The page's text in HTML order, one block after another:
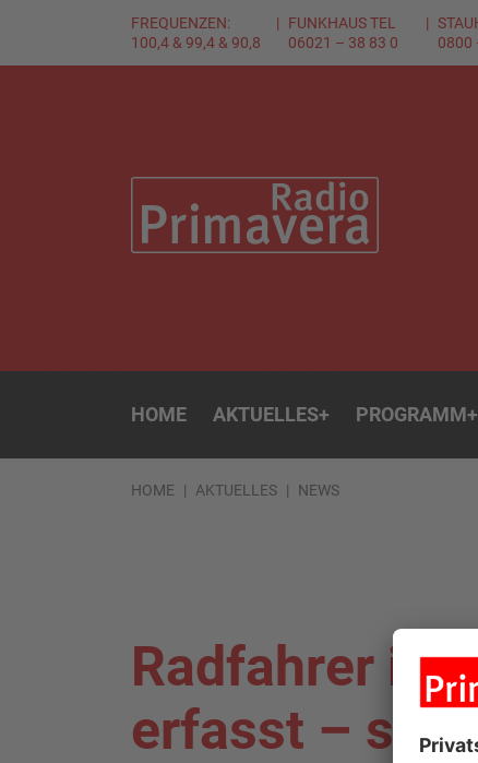
FREQUENZEN:
100,4 & 99,4 & 90,8
FUNKHAUS TEL
06021 – 38 83 0
0800
HOME AKTUELLES+ PROGRAMM+
HOME AKTUELLES NEWS
Radfahrer in
erfasst –